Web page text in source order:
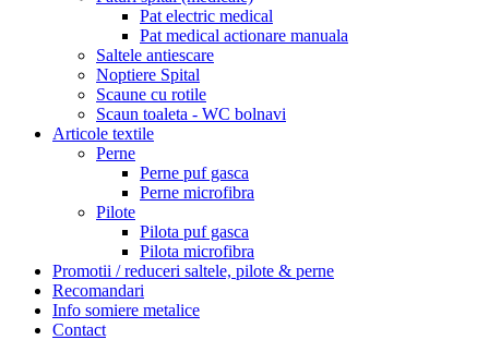
Pat electric medical
Pat medical actionare manuala
Saltele antiescare
Noptiere Spital
Scaune cu rotile
Scaun toaleta - WC bolnavi
Articole textile
Perne
Perne puf gasca
Perne microfibra
Pilote
Pilota puf gasca
Pilota microfibra
Promotii / reduceri saltele, pilote & perne
Recomandari
Info somiere metalice
Contact